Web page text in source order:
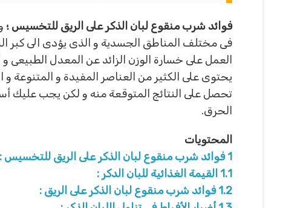
فوائد شرب منقوع لبان الذكر على الريق للتخسيس ؛
فى مختلف المناطق الجسدية و الذى يؤدى الى كبر
العمل على خسارة الوزن الزائد عن المعدل
يحتوى على الكثير من العناصر المفيدة و
تحصل على النتائج المتوقعة منه و لكن يجب عليك
الحرق.
المحتويات
1 فوائد شرب منقوع لبان الذكر على الريق للتخسيس :
1.1 القيمة الغذائية للبان الدكر :
1.2 فوائد شرب منقوع لبان الذكر على الريق :